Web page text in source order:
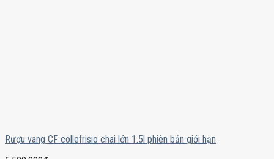
Rượu vang CF collefrisio chai lớn 1.5l phiên bản giới hạn